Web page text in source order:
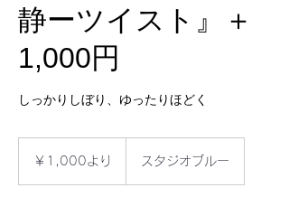
静ーツイスト』＋
1,000円
しっかりしぼり、ゆったりほどく
￥1,000より スタジオブルー